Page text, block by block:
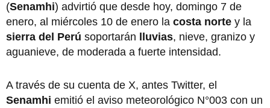
(Senamhi) advirtió que desde hoy, domingo 7 de
enero, al miércoles 10 de enero la costa norte y la
sierra del Perú soportarán lluvias, nieve, granizo y
aguanieve, de moderada a fuerte intensidad.
A través de su cuenta de X, antes Twitter, el
Senamhi emitió el aviso meteorológico N°003 con un